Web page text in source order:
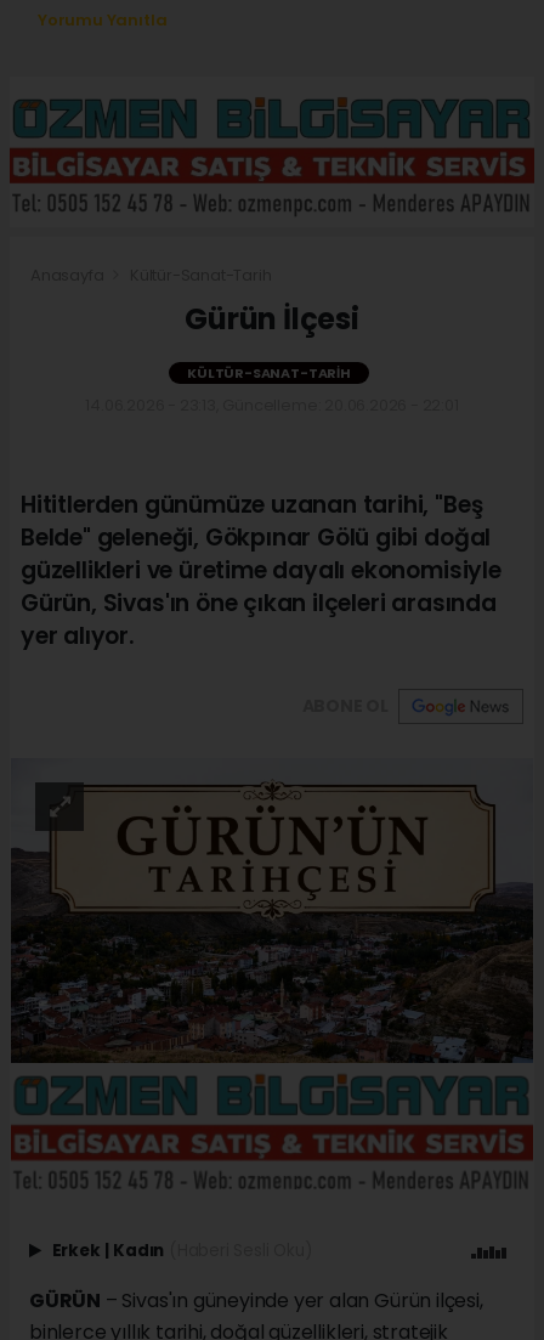
Yorumu Yanıtla
Gürün İlçesi
KÜLTÜR-SANAT-TARIH
Hititlerden günümüze uzanan tarihi, "Beş
Belde" geleneği, Gökpınar Gölü gibi doğal
güzellikleri ve üretime dayalı ekonomisiyle
Gürün, Sivas'ın öne çıkan ilçeleri arasında
yer alıyor.
Erkek | Kadın
GÜRÜN – Sivas'ın güneyinde yer alan Gürün ilçesi,
binlerce yıllık tarihi, doğal güzellikleri, stratejik